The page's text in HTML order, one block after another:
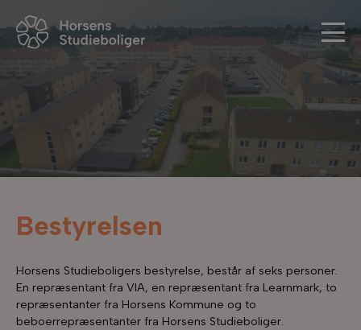
Bestyrelsen
Horsens Studieboligers bestyrelse, består af seks personer.
En repræsentant fra VIA, en repræsentant fra Learnmark, to
repræsentanter fra Horsens Kommune og to
beboerrepræsentanter fra Horsens Studieboliger.